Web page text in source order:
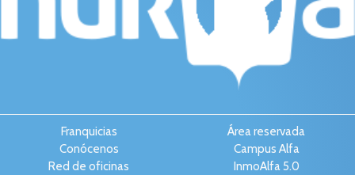
Franquicias
Conócenos
Red de oficinas
Área reservada
Campus Alfa
InmoAlfa 5.0